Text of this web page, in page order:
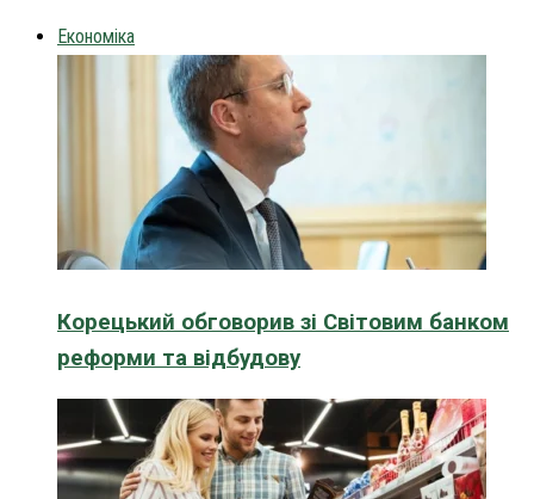
Економіка
Корецький обговорив зі Світовим банком
реформи та відбудову